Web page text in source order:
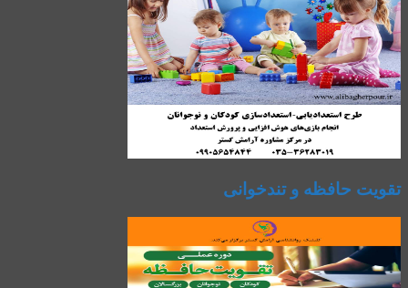
تقویت حافظه و تندخوانی